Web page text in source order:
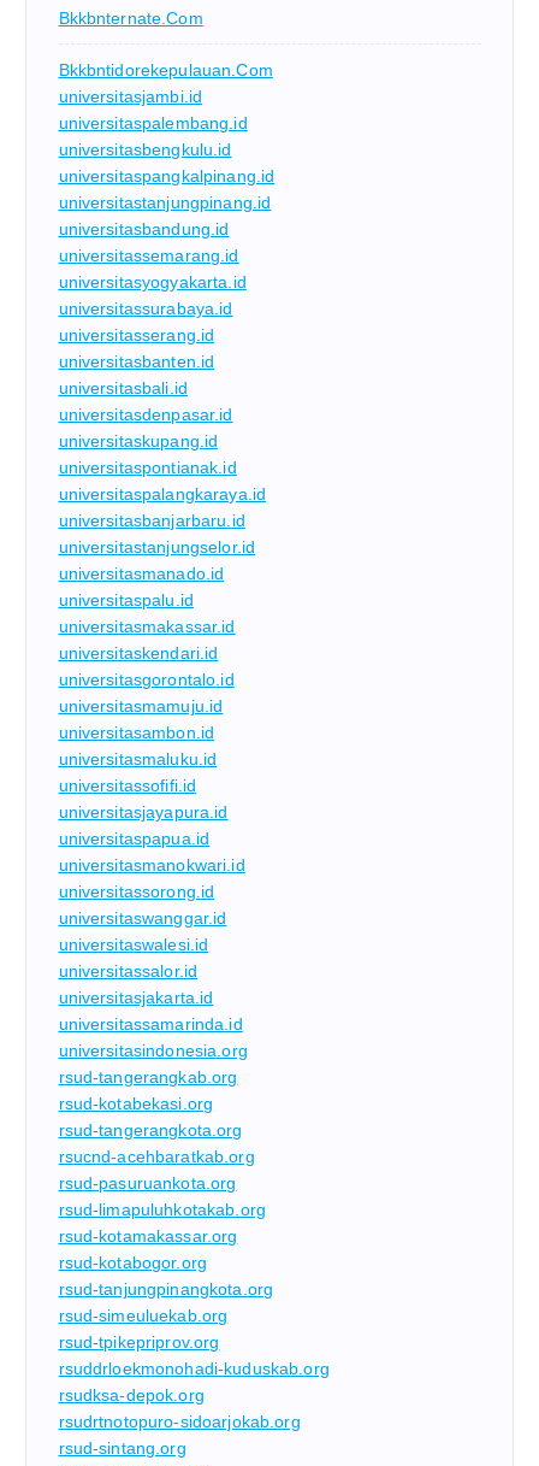
Bkkbnternate.com
Bkkbntidorekepulauan.com
universitasjambi.id
universitaspalembang.id
universitasbengkulu.id
universitaspangkalpinang.id
universitastanjungpinang.id
universitasbandung.id
universitassemarang.id
universitasyogyakarta.id
universitassurabaya.id
universitasserang.id
universitasbanten.id
universitasbali.id
universitasdenpasar.id
universitaskupang.id
universitaspontianak.id
universitaspalangkaraya.id
universitasbanjarbaru.id
universitastanjungselor.id
universitasmanado.id
universitaspalu.id
universitasmakassar.id
universitaskendari.id
universitasgorontalo.id
universitasmamuju.id
universitasambon.id
universitasmaluku.id
universitassofifi.id
universitasjayapura.id
universitaspapua.id
universitasmanokwari.id
universitassorong.id
universitaswanggar.id
universitaswalesi.id
universitassalor.id
universitasjakarta.id
universitassamarinda.id
universitasindonesia.org
rsud-tangerangkab.org
rsud-kotabekasi.org
rsud-tangerangkota.org
rsucnd-acehbaratkab.org
rsud-pasuruankota.org
rsud-limapuluhkotakab.org
rsud-kotamakassar.org
rsud-kotabogor.org
rsud-tanjungpinangkota.org
rsud-simeuluekab.org
rsud-tpikepriprov.org
rsuddrloekmonohadi-kuduskab.org
rsudksa-depok.org
rsudrtnotopuro-sidoarjokab.org
rsud-sintang.org